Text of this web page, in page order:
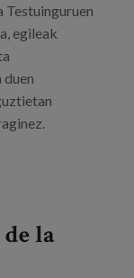
egileak
la